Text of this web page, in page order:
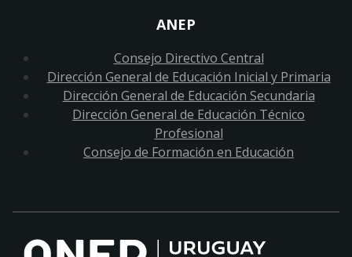
ANEP
Consejo Directivo Central
Dirección General de Educación Inicial y Primaria
Dirección General de Educación Secundaria
Dirección General de Educación Técnico
Profesional
Consejo de Formación en Educación